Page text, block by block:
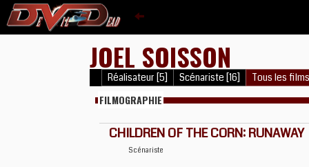
JOEL SOISSON
Réalisateur [5] Scénariste [16] Tous les
FILMOGRAPHIE
CHILDREN OF THE CORN: RUNAWAY
Scénariste